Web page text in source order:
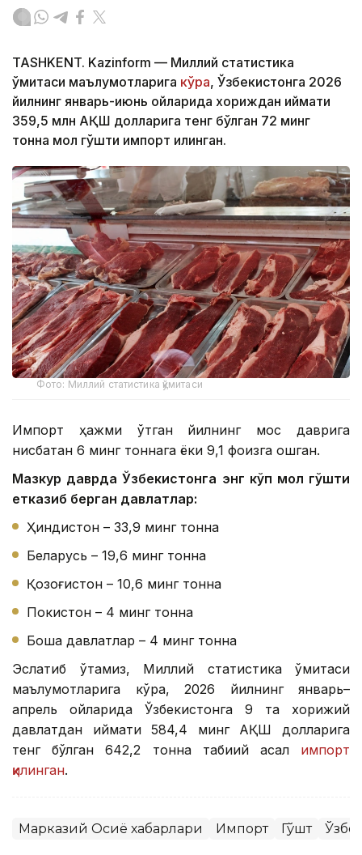
TASHKENT. Kazinform — Миллий статистика
қўмитаси маълумотларига кўра, Ўзбекистонга 2026
йилнинг январь-июнь ойларида хориждан қиймати
359,5 млн АҚШ долларига тенг бўлган 72 минг
тонна мол гўшти импорт қилинган.
Фото: Миллий статистика қўмитаси
Импорт ҳажми ўтган йилнинг мос даврига
нисбатан 6 минг тоннага ёки 9,1 фоизга ошган.
Мазкур даврда Ўзбекистонга энг кўп мол гўшти
етказиб берган давлатлар:
Ҳиндистон – 33,9 минг тонна
Беларусь – 19,6 минг тонна
Қозоғистон – 10,6 минг тонна
Покистон – 4 минг тонна
Бошқа давлатлар – 4 минг тонна
Эслатиб ўтамиз, Миллий статистика қўмитаси
маълумотларига кўра, 2026 йилнинг январь–
апрель ойларида Ўзбекистонга 9 та хорижий
давлатдан қиймати 584,4 минг АҚШ долларига
тенг бўлган 642,2 тонна табиий асал импорт
қилинган.
Марказий Осиё хабарлари Импорт Гўшт